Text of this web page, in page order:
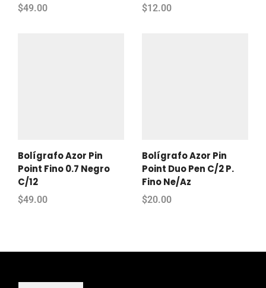
$49.00 $12.00
Bolígrafo Azor Pin
Point Fino 0.7 Negro
C/12
$49.00
Bolígrafo Azor Pin
Point Duo Pen C/2 P.
Fino Ne/Az
$20.00